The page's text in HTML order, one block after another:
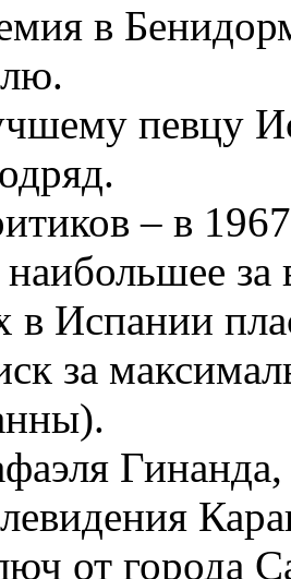
в
певцу
– в
за
в Испании
за
от города